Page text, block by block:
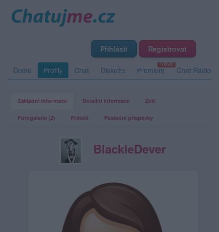
Přihlásit Registrovat
Domů Profily Chat Diskuze Premium Chat Rádio
Základní informace Detailní informace Zeď
Fotogalerie (2) Přátelé Poslední příspěvky
BlackieDever